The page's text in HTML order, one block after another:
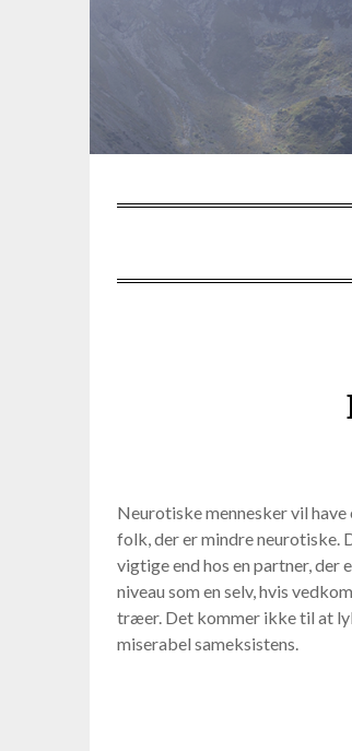
Neurotiske mennesker vil
folk, der er mindre neurotiske.
vigtige end hos en partner, der
niveau som en selv, hvis
træer. Det kommer ikke til at
miserabel sameksistens.